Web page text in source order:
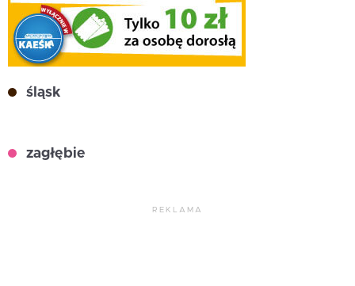
śląsk
zagłębie
REKLAMA